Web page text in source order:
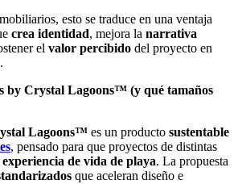
esto se traduce en una ventaja
crea identidad, mejora la narrativa
el valor percibido del proyecto en
by Crystal Lagoons™ (y qué tamaños
Lagoons™ es un producto sustentable
, pensado para que proyectos de distintas
experiencia de vida de playa. La propuesta
que aceleran diseño e